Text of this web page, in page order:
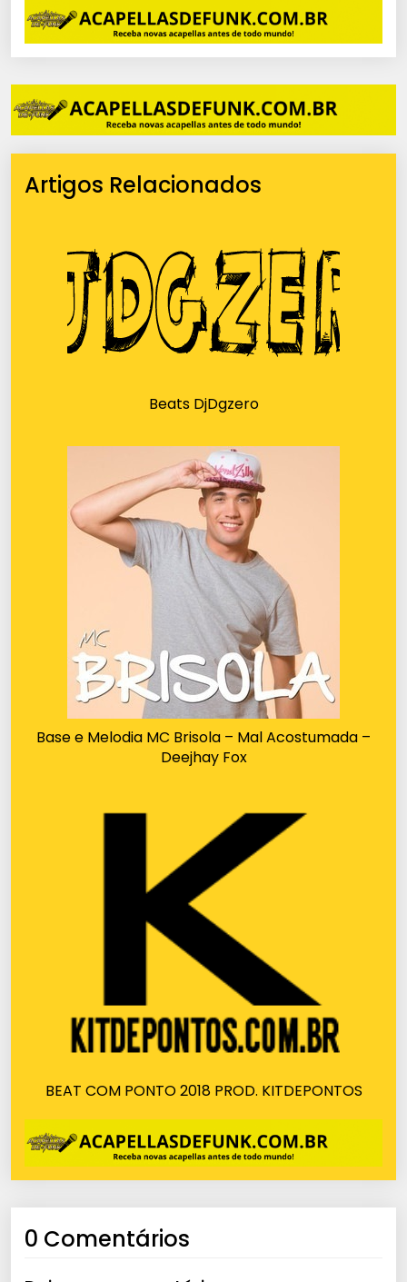
Artigos Relacionados
Beats DjDgzero
Base e Melodia MC Brisola – Mal Acostumada –
Deejhay Fox
BEAT COM PONTO 2018 PROD. KITDEPONTOS
0 Comentários